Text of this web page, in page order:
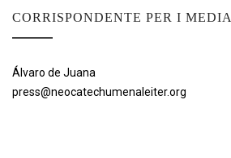
CORRISPONDENTE PER I MEDIA
Álvaro de Juana
press@neocatechumenaleiter.org